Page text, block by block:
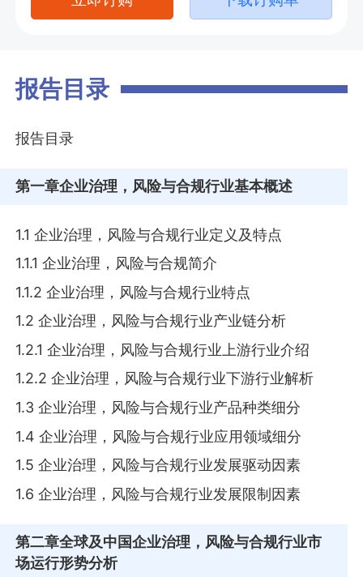
报告目录
报告目录
第一章企业治理，风险与合规行业基本概述
1.1 企业治理，风险与合规行业定义及特点
1.1.1 企业治理，风险与合规简介
1.1.2 企业治理，风险与合规行业特点
1.2 企业治理，风险与合规行业产业链分析
1.2.1 企业治理，风险与合规行业上游行业介绍
1.2.2 企业治理，风险与合规行业下游行业解析
1.3 企业治理，风险与合规行业产品种类细分
1.4 企业治理，风险与合规行业应用领域细分
1.5 企业治理，风险与合规行业发展驱动因素
1.6 企业治理，风险与合规行业发展限制因素
第二章全球及中国企业治理，风险与合规行业市
场运行形势分析